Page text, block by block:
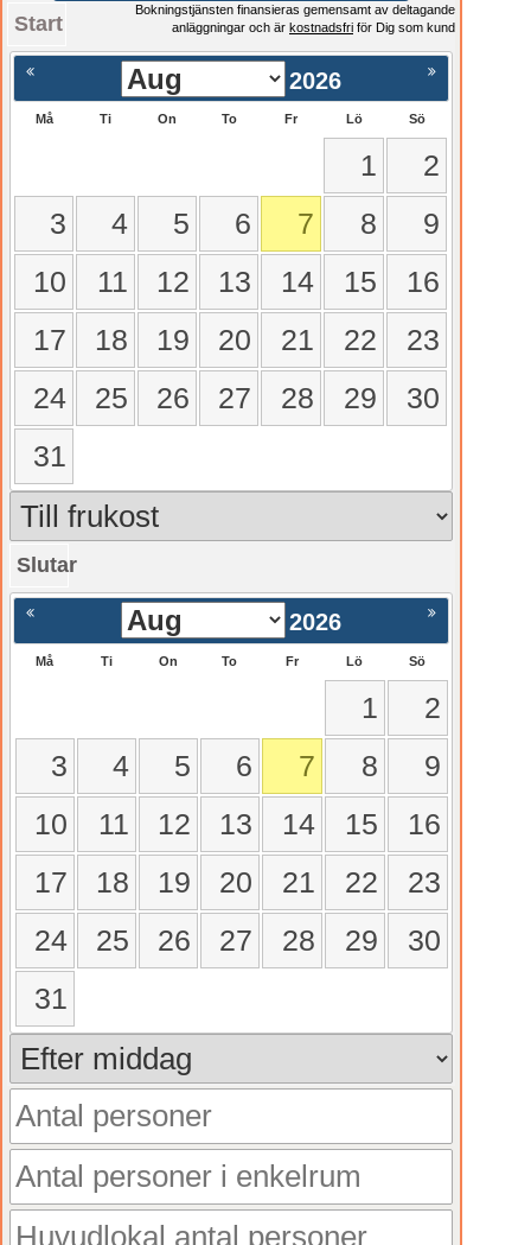
Start
Bokningstjänsten finansieras gemensamt av deltagande
anläggningar och är kostnadsfri för Dig som kund
2026
Må Ti On To Fr Lö Sö
1
2
3
4 5 6 7 8
9
10
11 12 13 14 15
16
17
18 19 20 21 22
23
24
25 26 27 28 29
30
31
Slutar
Nästa >
2026
Må Ti On To Fr Lö Sö
1
2
3
4 5 6 7 8
9
10
11 12 13 14 15
16
17
18 19 20 21 22
23
24
25 26 27 28 29
30
31